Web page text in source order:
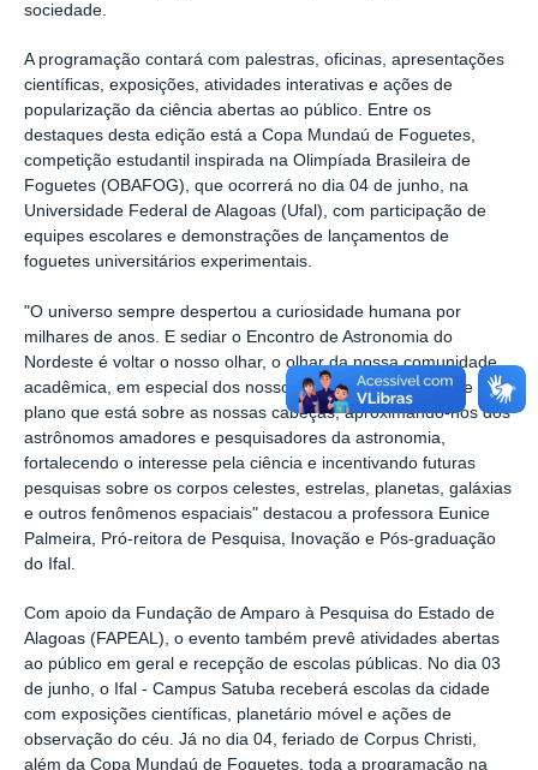
sociedade.
A programação contará com palestras, oficinas, apresentações
científicas, exposições, atividades interativas e ações de
popularização da ciência abertas ao público. Entre os
destaques desta edição está a Copa Mundaú de Foguetes,
competição estudantil inspirada na Olimpíada Brasileira de
Foguetes (OBAFOG), que ocorrerá no dia 04 de junho, na
Universidade Federal de Alagoas (Ufal), com participação de
equipes escolares e demonstrações de lançamentos de
foguetes universitários experimentais.
"O universo sempre despertou a curiosidade humana por
milhares de anos. E sediar o Encontro de Astronomia do
Nordeste é voltar o nosso olhar, o olhar da nossa comunidade
acadêmica, em especial dos nossos estudantes, para esse
plano que está sobre as nossas cabeças, aproximando-nos dos
astrônomos amadores e pesquisadores da astronomia,
fortalecendo o interesse pela ciência e incentivando futuras
pesquisas sobre os corpos celestes, estrelas, planetas, galáxias
e outros fenômenos espaciais" destacou a professora Eunice
Palmeira, Pró-reitora de Pesquisa, Inovação e Pós-graduação
do Ifal.
Com apoio da Fundação de Amparo à Pesquisa do Estado de
Alagoas (FAPEAL), o evento também prevê atividades abertas
ao público em geral e recepção de escolas públicas. No dia 03
de junho, o Ifal - Campus Satuba receberá escolas da cidade
com exposições científicas, planetário móvel e ações de
observação do céu. Já no dia 04, feriado de Corpus Christi,
além da Copa Mundaú de Foguetes, toda a programação na